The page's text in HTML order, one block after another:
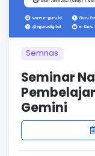
Semnas
Seminar
Gemini